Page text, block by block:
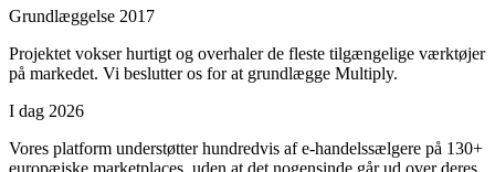
Grundlæggelse 2017
Projektet vokser hurtigt og overhaler de fleste tilgængelige værktøjer
på markedet. Vi beslutter os for at grundlægge Multiply.
I dag 2026
Vores platform understøtter hundredvis af e-handelssælgere på 130+
europæiske marketplaces, uden at det nogensinde går ud over deres